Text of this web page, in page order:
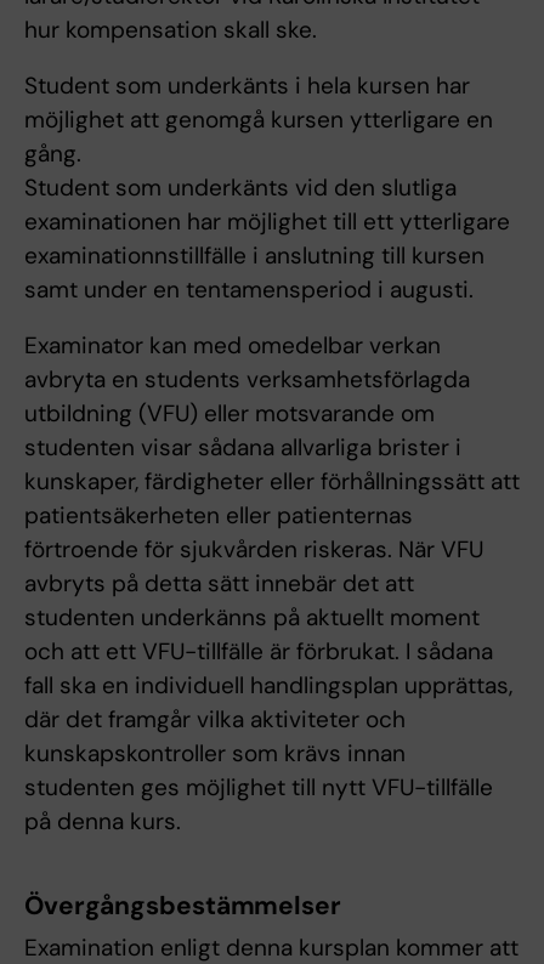
hur kompensation skall ske.
Student som underkänts i hela kursen har
möjlighet att genomgå kursen ytterligare en
gång.
Student som underkänts vid den slutliga
examinationen har möjlighet till ett ytterligare
examinationnstillfälle i anslutning till kursen
samt under en tentamensperiod i augusti.
Examinator kan med omedelbar verkan
avbryta en students verksamhetsförlagda
utbildning (VFU) eller motsvarande om
studenten visar sådana allvarliga brister i
kunskaper, färdigheter eller förhållningssätt att
patientsäkerheten eller patienternas
förtroende för sjukvården riskeras. När VFU
avbryts på detta sätt innebär det att
studenten underkänns på aktuellt moment
och att ett VFU-tillfälle är förbrukat. I sådana
fall ska en individuell handlingsplan upprättas,
där det framgår vilka aktiviteter och
kunskapskontroller som krävs innan
studenten ges möjlighet till nytt VFU-tillfälle
på denna kurs.
Övergångsbestämmelser
Examination enligt denna kursplan kommer att